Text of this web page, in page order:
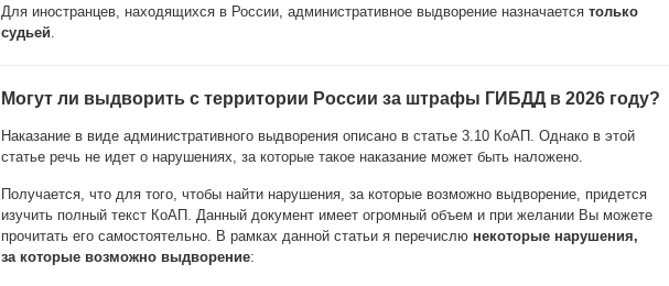
Для иностранцев, находящихся в России, административное выдворение назначается только
судьей.
Могут ли выдворить с территории России за штрафы ГИБДД в 2026 году?
Наказание в виде административного выдворения описано в статье 3.10 КоАП. Однако в этой
статье речь не идет о нарушениях, за которые такое наказание может быть наложено.
Получается, что для того, чтобы найти нарушения, за которые возможно выдворение, придется
изучить полный текст КоАП. Данный документ имеет огромный объем и при желании Вы можете
прочитать его самостоятельно. В рамках данной статьи я перечислю некоторые нарушения,
за которые возможно выдворение: